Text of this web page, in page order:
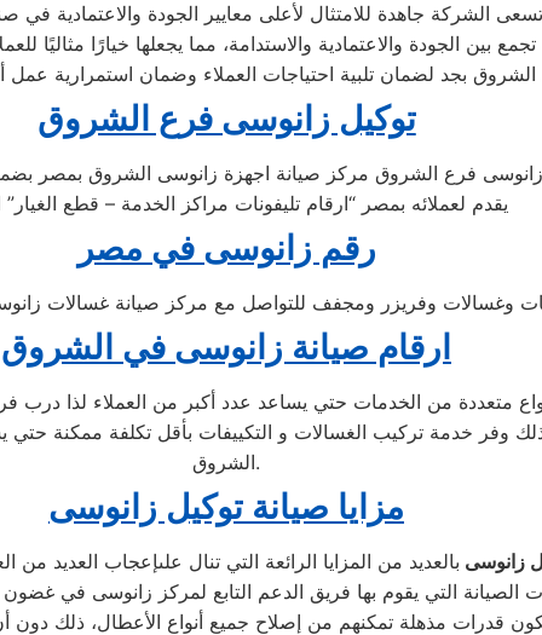
بين الجودة والاعتمادية والاستدامة، مما يجعلها خيارًا مثاليًا
توكيل زانوسى فرع الشروق
فرع الشروق مركز صيانة اجهزة زانوسى الشروق بمصر
يقدم لعملائه بمصر “ارقام تليفونات مراكز الخدمة – قطع الغيار”
رقم زانوسى في مصر
وغسالات وفريزر ومجفف للتواصل مع مركز صيانة غسالات
ارقام صيانة زانوسى في الشروق
متعددة من الخدمات حتي يساعد عدد أكبر من العملاء لذا درب
وفر خدمة تركيب الغسالات و التكييفات بأقل تكلفة ممكنة حتي
الشروق.
مزايا صيانة توكيل زانوسى
زانوسى